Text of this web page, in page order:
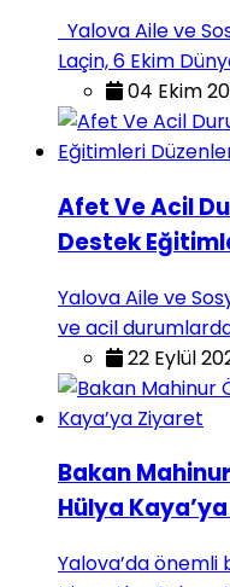
Yalova Aile ve
Laçin, 6 Ekim
04 Ekim
Afet Ve Acil
Destek
Yalova Aile ve
ve acil
22 Eylül
Bakan
Hülya
Yalova’da önemli